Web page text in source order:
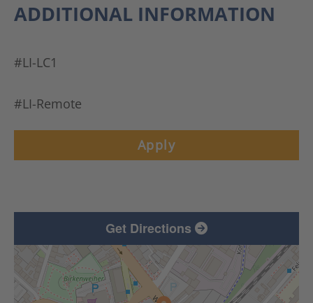
ADDITIONAL INFORMATION
#LI-LC1
#LI-Remote
Apply
Get Directions